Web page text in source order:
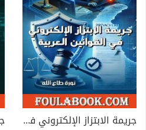
جريمة الابتزاز الإلكتروني في القوانين العربية